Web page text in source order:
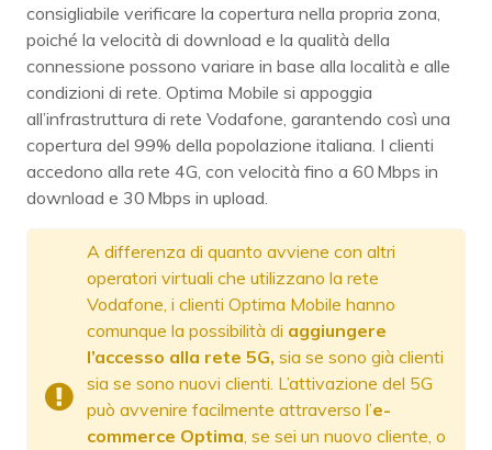
consigliabile verificare la copertura nella propria zona,
poiché la velocità di download e la qualità della
connessione possono variare in base alla località e alle
condizioni di rete. Optima Mobile si appoggia
all’infrastruttura di rete Vodafone, garantendo così una
copertura del 99% della popolazione italiana. I clienti
accedono alla rete 4G, con velocità fino a 60 Mbps in
download e 30 Mbps in upload.
A differenza di quanto avviene con altri
operatori virtuali che utilizzano la rete
Vodafone, i clienti Optima Mobile hanno
comunque la possibilità di aggiungere
l’accesso alla rete 5G, sia se sono già clienti
sia se sono nuovi clienti. L’attivazione del 5G
può avvenire facilmente attraverso l’e-
commerce Optima, se sei un nuovo cliente, o